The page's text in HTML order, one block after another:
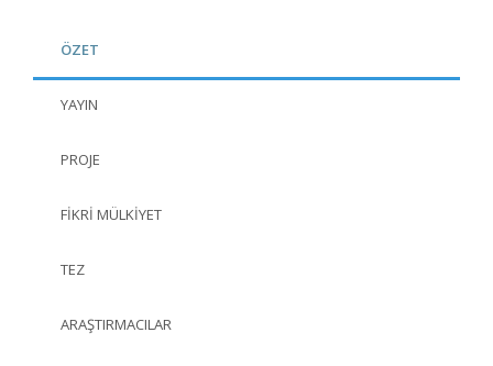
ÖZET
YAYIN
PROJE
FIKRI MÜLKIYET
TEZ
ARAŞTIRMACILAR